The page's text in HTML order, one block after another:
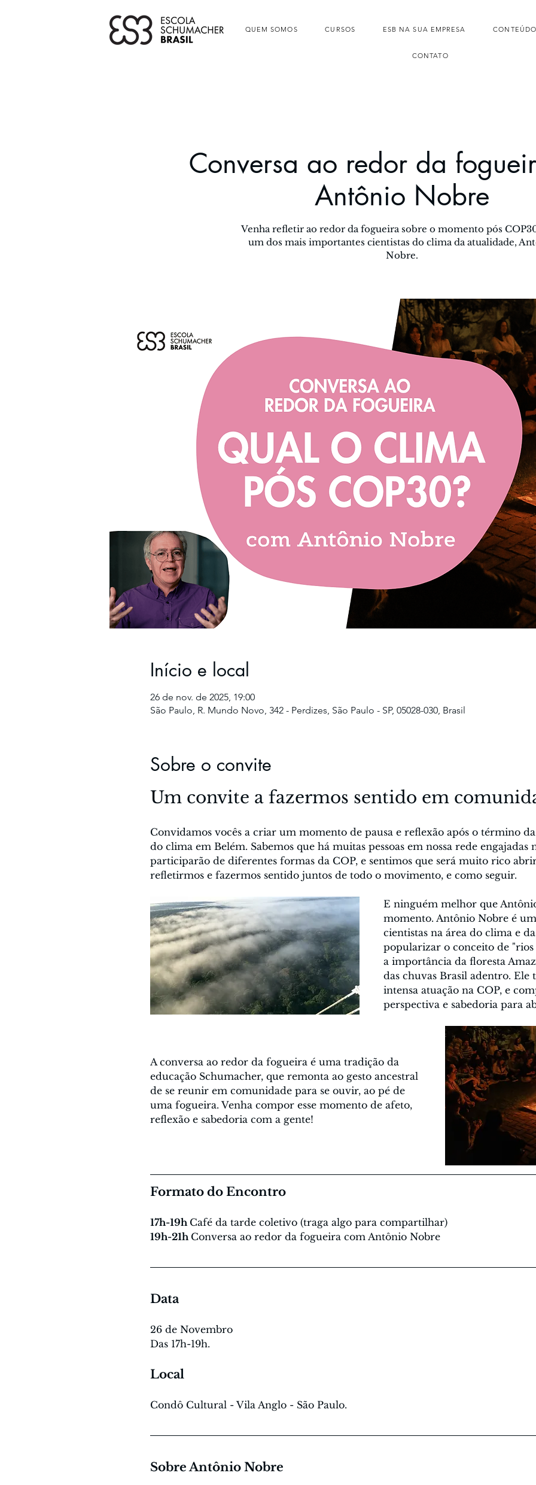
QUEM SOMOS CURSOS ESB NA SUA EMPRESA
CONTATO
Conversa ao redor da
Antônio Nobre
Venha refletir ao redor da fogueira sobre o momento pós
um dos mais importantes cientistas do clima da atualidade,
Nobre.
Início e local
26 de nov. de 2025, 19:00
São Paulo, R. Mundo Novo, 342 - Perdizes, São Paulo - SP, 05028-030, Brasil
Sobre o convite
Um convite a fazermos sentido em
Convidamos vocês a criar um momento de pausa e reflexão após o término
do clima em Belém. Sabemos que há muitas pessoas em nossa rede
participarão de diferentes formas da COP, e sentimos que será muito rico
refletirmos e fazermos sentido juntos de todo o movimento, e como seguir.
E ninguém melhor que
momento. Antônio Nobre é
cientistas na área do clima e
popularizar o conceito de
a importância da floresta
das chuvas Brasil adentro.
intensa atuação na COP, e
perspectiva e sabedoria para
A conversa ao redor da fogueira é uma tradição da
educação Schumacher, que remonta ao gesto ancestral
de se reunir em comunidade para se ouvir, ao pé de
uma fogueira. Venha compor esse momento de afeto,
reflexão e sabedoria com a gente!
Formato do Encontro
17h-19h Café da tarde coletivo (traga algo para compartilhar)
19h-21h Conversa ao redor da fogueira com Antônio Nobre
Data
26 de Novembro
Das 17h-19h.
Local
Condô Cultural - Vila Anglo - São Paulo.
Sobre Antônio Nobre